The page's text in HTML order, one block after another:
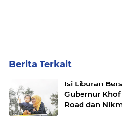
Berita Terkait
Isi Liburan
Gubernur
Road dan